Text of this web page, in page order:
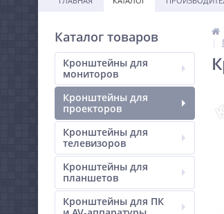
Каталог товаров
Кронштейны для
мониторов
Кронштейны для
проекторов
Кронштейны для
телевизоров
Кронштейны для
планшетов
Кронштейны для ПК